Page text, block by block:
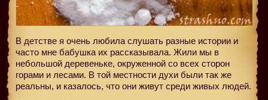
В детстве я очень любила слушать разные истории и
часто мне бабушка их рассказывала. Жили мы в
небольшой деревеньке, окруженной со всех сторон
горами и лесами. В той местности духи были так же
реальны, и казалось, что они живут среди живых людей.